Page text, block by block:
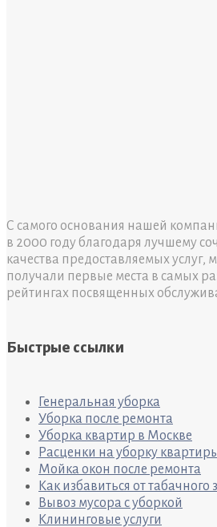
С самого основания нашей
в 2000 году благодаря лучшему
качества предоставляемых услуг,
получали первые места в самых
рейтингах посвященных
Быстрые ссылки
Генеральная уборка
Уборка после ремонта
Уборка квартир в Москве
Расценки на уборку
Мойка окон после ремонта
Как избавиться от табачного
Вывоз мусора с уборкой
Клининговые услуги